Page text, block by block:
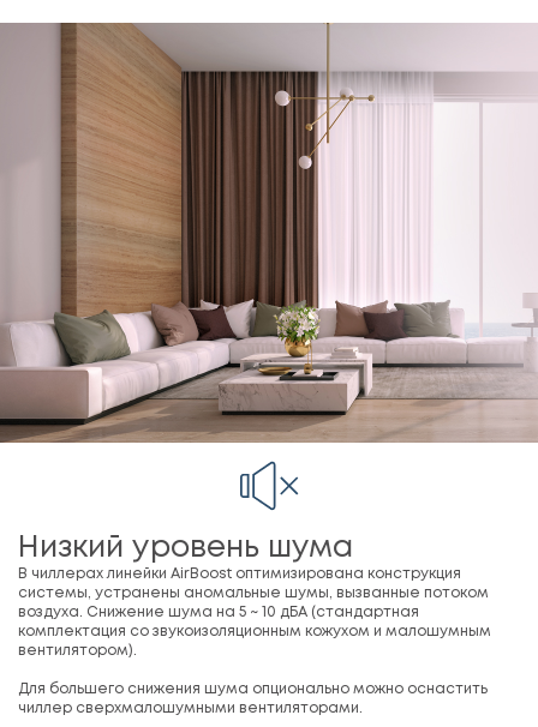
Низкий уровень шума
В чиллерах линейки AirBoost оптимизирована конструкция
системы, устранены аномальные шумы, вызванные потоком
воздуха. Снижение шума на 5 ~ 10 дБА (стандартная
комплектация со звукоизоляционным кожухом и малошумным
вентилятором).
Для большего снижения шума опционально можно оснастить
чиллер сверхмалошумными вентиляторами.